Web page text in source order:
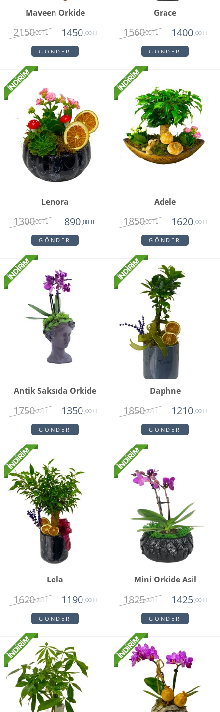
Maveen Orkide
2150,00 TL 1450 ,00 TL
GÖNDER
Grace
1560,00 TL 1400 ,00 TL
GÖNDER
Lenora
1300,00 TL 890 ,00 TL
GÖNDER
Adele
1850,00 TL 1620 ,00 TL
GÖNDER
Antik Saksıda Orkide
1750,00 TL 1350 ,00 TL
GÖNDER
Daphne
1850,00 TL 1210 ,00 TL
GÖNDER
Lola
1620,00 TL 1190 ,00 TL
GÖNDER
Mini Orkide Asil
1825,00 TL 1425 ,00 TL
GÖNDER